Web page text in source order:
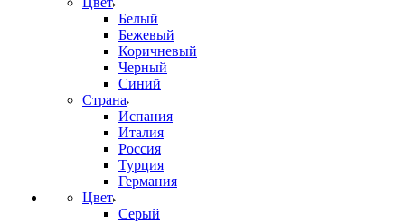
Белый
Бежевый
Коричневый
Черный
Синий
Страна
Испания
Италия
Россия
Турция
Германия
Цвет
Серый